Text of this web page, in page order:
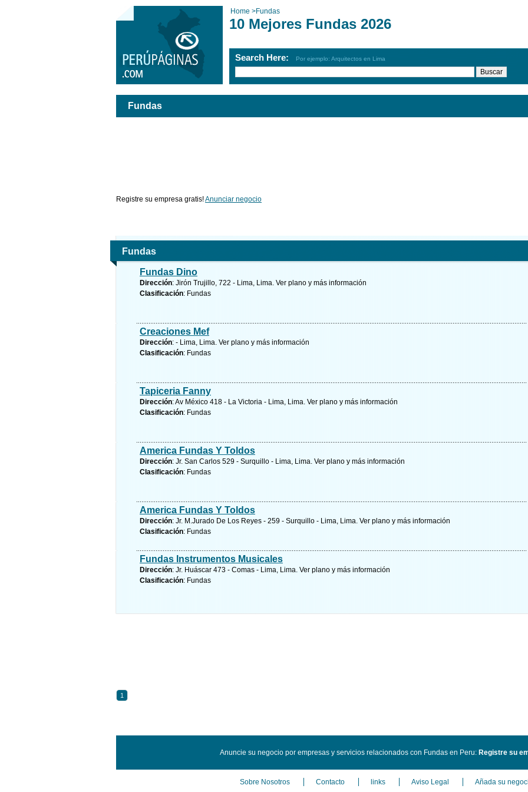
Home >Fundas
10 Mejores Fundas 2026
Search Here: Por ejemplo: Arquitectos en Lima
Fundas
Registre su empresa gratis!Anunciar negocio
Fundas
Fundas Dino
Dirección: Jirón Trujillo, 722 - Lima, Lima. Ver plano y más información
Clasificación: Fundas
Creaciones Mef
Dirección: - Lima, Lima. Ver plano y más información
Clasificación: Fundas
Tapiceria Fanny
Dirección: Av México 418 - La Victoria - Lima, Lima. Ver plano y más información
Clasificación: Fundas
America Fundas Y Toldos
Dirección: Jr. San Carlos 529 - Surquillo - Lima, Lima. Ver plano y más información
Clasificación: Fundas
America Fundas Y Toldos
Dirección: Jr. M.Jurado De Los Reyes - 259 - Surquillo - Lima, Lima. Ver plano y más información
Clasificación: Fundas
Fundas Instrumentos Musicales
Dirección: Jr. Huáscar 473 - Comas - Lima, Lima. Ver plano y más información
Clasificación: Fundas
1
Anuncie su negocio por empresas y servicios relacionados con Fundas en Peru: Registre su
Sobre Nosotros Contacto links Aviso Legal Añada su